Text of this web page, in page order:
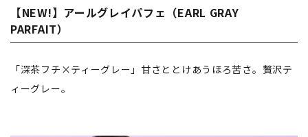
【NEW!】アールグレイパフェ（EARL GRAY
PARFAIT）
「深茶フチ×ティーグレー」甘さととけあうほろ苦さ。贅沢テ
ィーグレー。